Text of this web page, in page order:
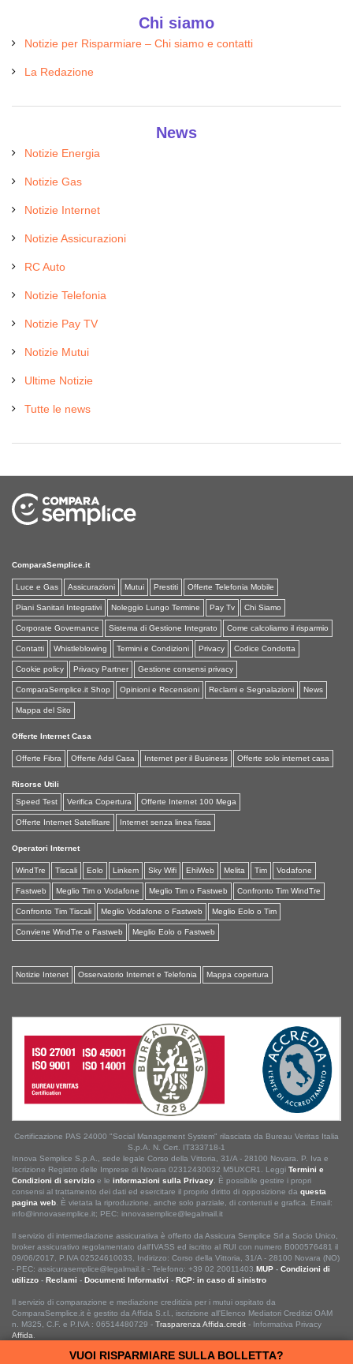
Chi siamo
Notizie per Risparmiare – Chi siamo e contatti
La Redazione
News
Notizie Energia
Notizie Gas
Notizie Internet
Notizie Assicurazioni
RC Auto
Notizie Telefonia
Notizie Pay TV
Notizie Mutui
Ultime Notizie
Tutte le news
ComparaSemplice.it
Luce e Gas Assicurazioni Mutui Prestiti Offerte Telefonia Mobile
Piani Sanitari Integrativi Noleggio Lungo Termine Pay Tv Chi Siamo
Corporate Governance Sistema di Gestione Integrato Come calcoliamo il risparmio
Contatti Whistleblowing Termini e Condizioni Privacy Codice Condotta
Cookie policy Privacy Partner Gestione consensi privacy
ComparaSemplice.it Shop Opinioni e Recensioni Reclami e Segnalazioni News
Mappa del Sito
Offerte Internet Casa
Offerte Fibra Offerte Adsl Casa Internet per il Business Offerte solo internet casa
Risorse Utili
Speed Test
Verifica Copertura Offerte Internet 100 Mega
Offerte Internet Satellitare Internet senza linea fissa
Operatori Internet
WindTre Tiscali Eolo Linkem Sky Wifi EhiWeb Melita Tim Vodafone
Fastweb Meglio Tim o Vodafone Meglio Tim o Fastweb Confronto Tim WindTre
Confronto Tim Tiscali Meglio Vodafone o Fastweb Meglio Eolo o Tim
Conviene WindTre o Fastweb Meglio Eolo o Fastweb
Notizie Intenet Osservatorio Internet e Telefonia Mappa copertura
Certificazione PAS 24000 "Social Management System" rilasciata da Bureau Veritas Italia
S.p.A. N. Cert. IT333718-1
Innova Semplice S.p.A., sede legale Corso della Vittoria, 31/A - 28100 Novara. P. Iva e
Iscrizione Registro delle Imprese di Novara 02312430032 M5UXCR1. Leggi Termini e
Condizioni di servizio e le informazioni sulla Privacy. È possibile gestire i propri
consensi al trattamento dei dati ed esercitare il proprio diritto di opposizione da questa
pagina web. È vietata la riproduzione, anche solo parziale, di contenuti e grafica. Email:
info@innovasemplice.it; PEC: innovasemplice@legalmail.it
Il servizio di intermediazione assicurativa è offerto da Assicura Semplice Srl a Socio Unico,
broker assicurativo regolamentato dall'IVASS ed iscritto al RUI con numero B000576481 il
09/06/2017, P.IVA 02524610033, Indirizzo: Corso della Vittoria, 31/A - 28100 Novara (NO)
- PEC: assicurasemplice@legalmail.it - Telefono: +39 02 20011403.MUP - Condizioni di
utilizzo - Reclami - Documenti Informativi - RCP: in caso di sinistro
Il servizio di comparazione e mediazione creditizia per i mutui ospitato da
ComparaSemplice.it è gestito da Affida S.r.l., iscrizione all'Elenco Mediatori Creditizi OAM
n. M325, C.F. e P.IVA : 06514480729 - Trasparenza Affida.credit - Informativa Privacy
Affida.
ComparaSemplice.it © ® 2013 • 2026
VUOI RISPARMIARE SULLA BOLLETTA?